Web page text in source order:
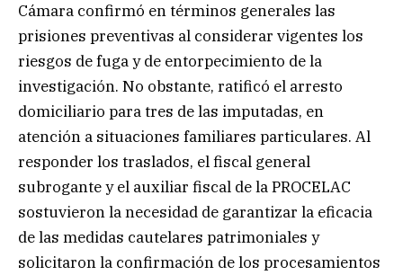
Cámara confirmó en términos generales las
prisiones preventivas al considerar vigentes los
riesgos de fuga y de entorpecimiento de la
investigación. No obstante, ratificó el arresto
domiciliario para tres de las imputadas, en
atención a situaciones familiares particulares. Al
responder los traslados, el fiscal general
subrogante y el auxiliar fiscal de la PROCELAC
sostuvieron la necesidad de garantizar la eficacia
de las medidas cautelares patrimoniales y
solicitaron la confirmación de los procesamientos